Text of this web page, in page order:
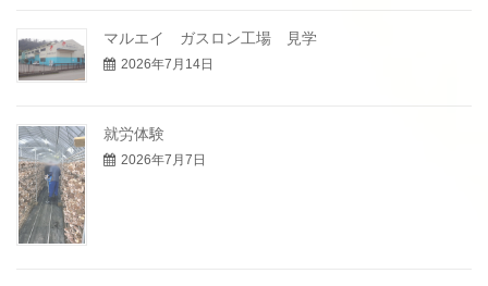
マルエイ ガスロン工場 見学
2026年7月14日
就労体験
2026年7月7日